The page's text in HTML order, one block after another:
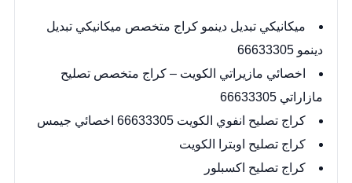
ميكانيكي تبديل دينمو كراج متخصص ميكانيكي تبديل
دينمو 66633305
اخصائي مازيراتي الكويت – كراج متخصص تصليح
مازاراتي 66633305
كراج تصليح انفوي الكويت 66633305 اخصائي جيمس
كراج تصليح اوبترا الكويت
كراج تصليح اكسبلور